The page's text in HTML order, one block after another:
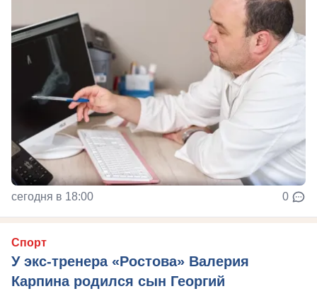
сегодня в 18:00 0
Спорт
У экс-тренера «Ростова» Валерия
Карпина родился сын Георгий